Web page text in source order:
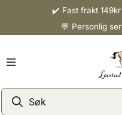
Hopp til innhold
✔️ Fast frakt
💬 Personlig